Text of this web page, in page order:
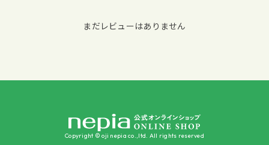
まだレビューはありません
Copyright © oji nepia co.,ltd. All rights reserved